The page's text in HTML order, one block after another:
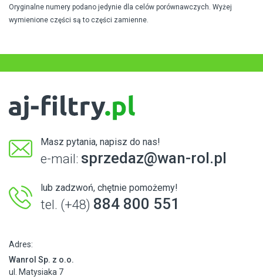
Oryginalne numery podano jedynie dla celów porównawczych. Wyżej
wymienione części są to części zamienne.
Masz pytania, napisz do nas!
e-mail: sprzedaz@wan-rol.pl
lub zadzwoń, chętnie pomożemy!
tel. (+48) 884 800 551
Adres:
Wanrol Sp. z o.o.
ul. Matysiaka 7